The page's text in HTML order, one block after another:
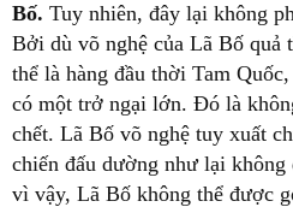
Bố. Tuy nhiên, đây lại không
Bởi dù võ nghệ của Lã Bố quả
thể là hàng đầu thời Tam
có một trở ngại lớn. Đó là
chết. Lã Bố võ nghệ tuy xuất
chiến đấu dường như lại
vì vậy, Lã Bố không thể được